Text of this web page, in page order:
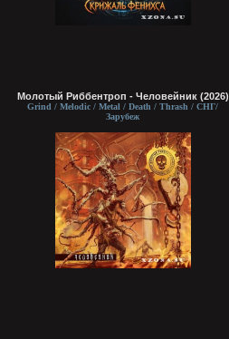
Молотый Риббентроп - Человейник (2026)
Grind / Melodic / Metal / Death / Thrash / СНГ/
Зарубеж